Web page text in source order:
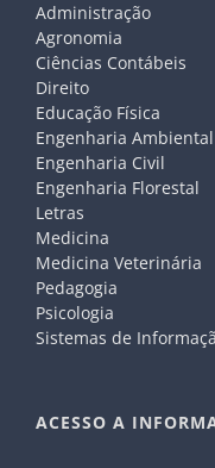
Administração
Agronomia
Ciências Contábeis
Direito
Educação Física
Engenharia
Engenharia Civil
Engenharia Florestal
Letras
Medicina
Medicina Veterinária
Pedagogia
Psicologia
Sistemas de
ACESSO A